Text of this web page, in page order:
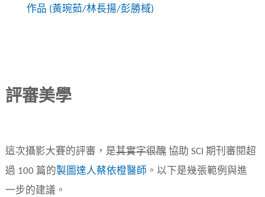
作品 (黃琬茹/林長揚/彭勝棫)
評審美學
這次攝影大賽的評審，是其實字很醜 協助 SCI 期刊審閱超
過 100 篇的製圖達人蔡依橙醫師 。以下是幾張範例與進
一步的建議。